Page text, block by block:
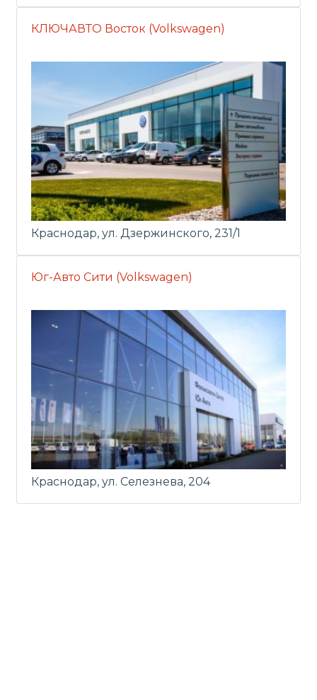
КЛЮЧАВТО Восток (Volkswagen)
Краснодар, ул. Дзержинского, 231/1
Юг-Авто Сити (Volkswagen)
Краснодар, ул. Селезнева, 204